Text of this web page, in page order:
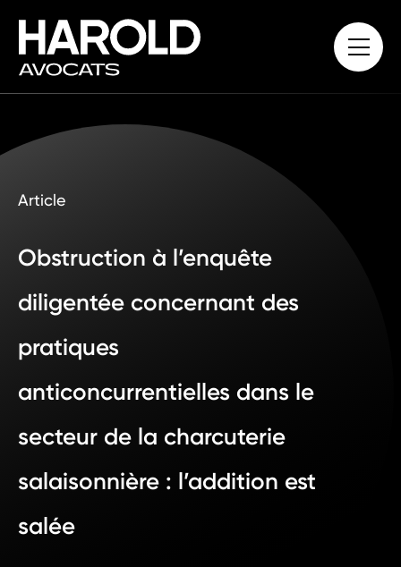
Article
Obstruction à l’enquête
diligentée concernant des
pratiques
anticoncurrentielles dans le
secteur de la charcuterie
salaisonnière : l’addition est
salée